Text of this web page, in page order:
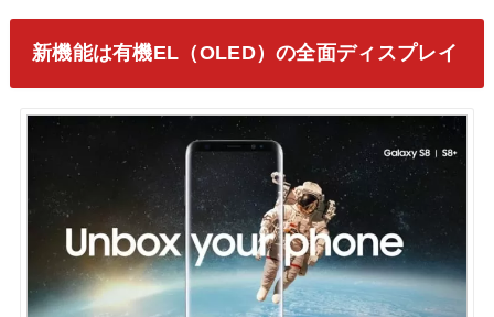
新機能は有機EL（OLED）の全面ディスプレイ